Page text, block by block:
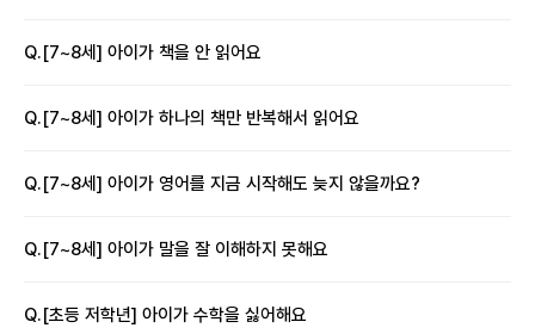
Q.[7~8세] 아이가 책을 안 읽어요
Q.[7~8세] 아이가 하나의 책만 반복해서 읽어요
Q.[7~8세] 아이가 영어를 지금 시작해도 늦지 않을까요?
Q.[7~8세] 아이가 말을 잘 이해하지 못해요
Q.[초등 저학년] 아이가 수학을 싫어해요